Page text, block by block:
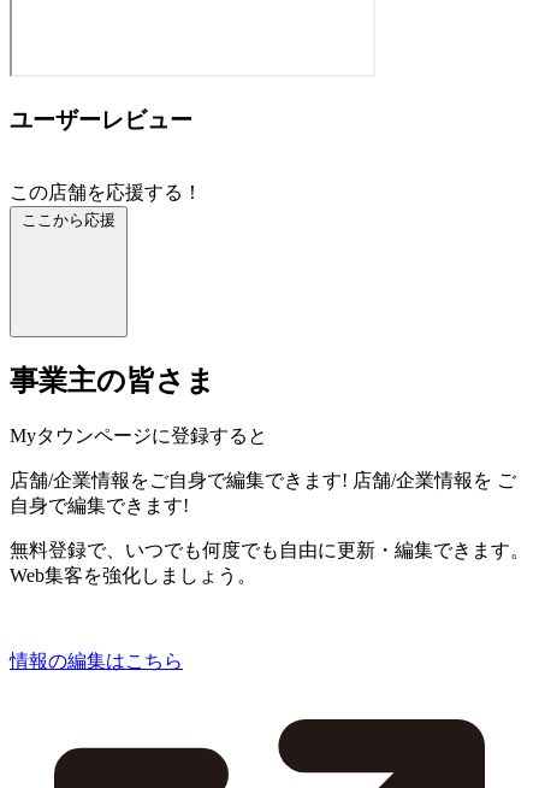
ユーザーレビュー
この店舗を応援する！
ここから応援
事業主の皆さま
Myタウンページに登録すると
店舗/企業情報をご自身で編集できます! 店舗/企業情報を ご
自身で編集できます!
無料登録で、いつでも何度でも自由に更新・編集できます。
Web集客を強化しましょう。
情報の編集はこちら